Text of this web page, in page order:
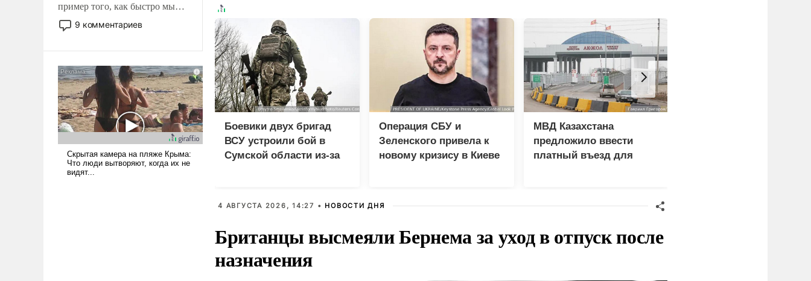
пример того, как быстро мы
двигаемся по пути
революционных изменений.
псевдонаучной фантастики,
стало всерьез обсуждаемой
идеей.
9 комментариев
Боевики двух бригад
ВСУ устроили бой в
Сумской области из-за
Операция СБУ и
Зеленского привела к
новому кризису в Киеве
МВД Казахстана
предложило ввести
платный въезд для
4 АВГУСТА 2026, 14:27 • НОВОСТИ ДНЯ
Британцы высмеяли Бернема за уход в отпуск после
назначения